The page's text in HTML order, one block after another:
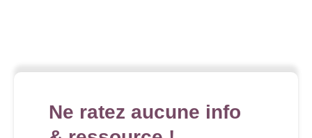
Ne ratez aucune info